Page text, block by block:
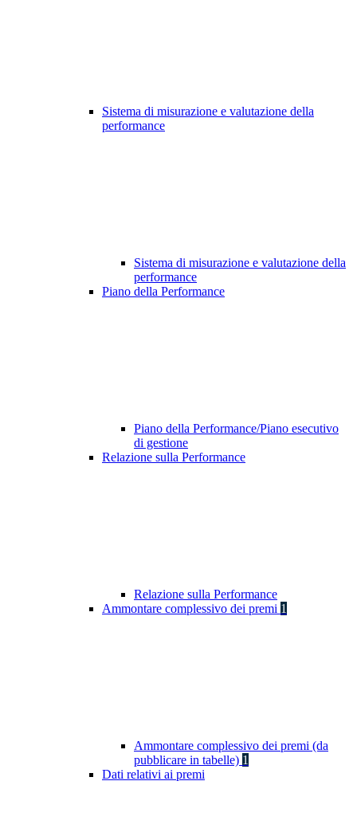
Sistema di misurazione e valutazione della
performance
Sistema di misurazione e valutazione della
performance
Piano della Performance
Piano della Performance/Piano esecutivo
di gestione
Relazione sulla Performance
Relazione sulla Performance
Ammontare complessivo dei premi 1
Ammontare complessivo dei premi (da
pubblicare in tabelle) 1
Dati relativi ai premi